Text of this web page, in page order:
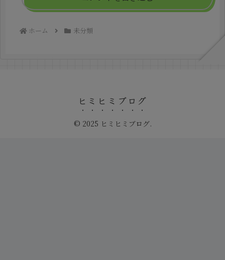
ホーム 未分類
ヒミヒミブログ
© 2025 ヒミヒミブログ.